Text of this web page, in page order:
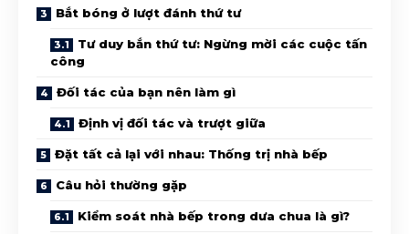
Bắt bóng ở lượt đánh thứ tư
Tư duy bắn thứ tư: Ngừng mời các cuộc tấn
công
Đối tác của bạn nên làm gì
Định vị đối tác và trượt giữa
Đặt tất cả lại với nhau: Thống trị nhà bếp
Câu hỏi thường gặp
Kiểm soát nhà bếp trong dưa chua là gì?